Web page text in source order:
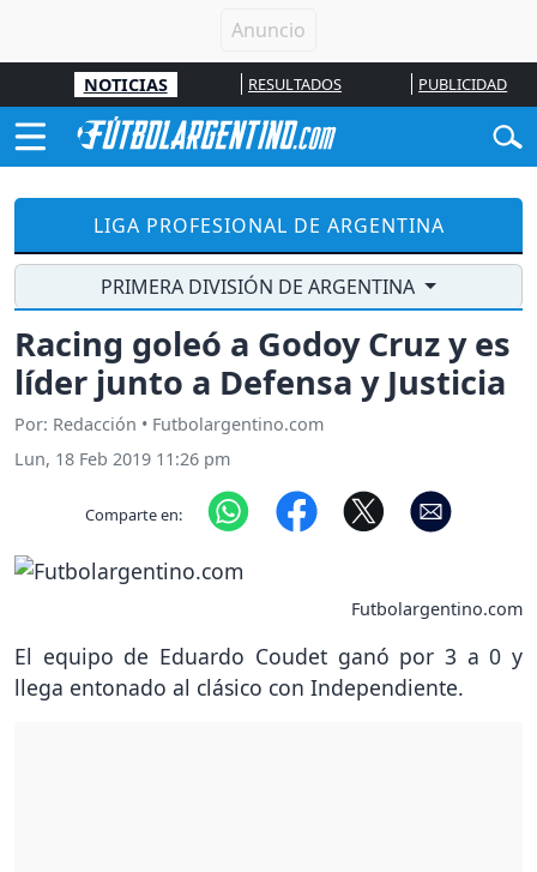
NOTICIAS RESULTADOS PUBLICIDAD
LIGA PROFESIONAL DE ARGENTINA
PRIMERA DIVISIÓN DE ARGENTINA
Racing goleó a Godoy Cruz y es
líder junto a Defensa y Justicia
Por: Redacción • Futbolargentino.com
Lun, 18 Feb 2019 11:26 pm
Comparte en:
Futbolargentino.com
El equipo de Eduardo Coudet ganó por 3 a 0 y
llega entonado al clásico con Independiente.